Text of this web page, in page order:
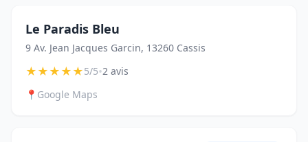
Le Paradis Bleu
9 Av. Jean Jacques Garcin, 13260 Cassis
★★★★★5/5•2 avis
📍 Google Maps